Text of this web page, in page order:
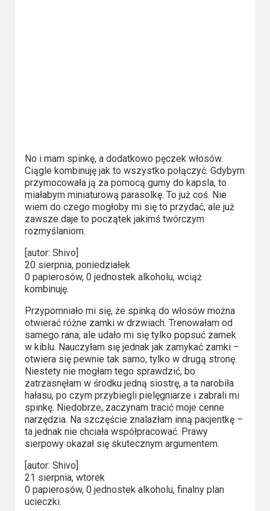
Komedie
Korea
Południowa
Filmy
oparte
na
faktach
Thrillery
Streaming
Amazon
Prime
Video
Apple
TV
+
Disney+
No i mam spinkę, a dodatkowo pęczek włosów.
Ciągle kombinuję jak to wszystko połączyć. Gdybym
przymocowała ją za pomocą gumy do kapsla, to
miałabym miniaturową parasolkę. To już coś. Nie
wiem do czego mogłoby mi się to przydać, ale już
zawsze daje to początek jakimś twórczym
rozmyślaniom.
[autor: Shivo]
20 sierpnia, poniedziałek
0 papierosów, 0 jednostek alkoholu, wciąż
kombinuję.
Przypomniało mi się, że spinką do włosów można
otwierać różne zamki w drzwiach. Trenowałam od
samego rana, ale udało mi się tylko popsuć zamek
w kiblu. Nauczyłam się jednak jak zamykać zamki –
otwiera się pewnie tak samo, tylko w drugą stronę.
Niestety nie mogłam tego sprawdzić, bo
zatrzasnęłam w środku jedną siostrę, a ta narobiła
hałasu, po czym przybiegli pielęgniarze i zabrali mi
spinkę. Niedobrze, zaczynam tracić moje cenne
narzędzia. Na szczęście znalazłam inną pacjentkę –
ta jednak nie chciała współpracować. Prawy
sierpowy okazał się skutecznym argumentem.
[autor: Shivo]
21 sierpnia, wtorek
0 papierosów, 0 jednostek alkoholu, finalny plan
ucieczki.